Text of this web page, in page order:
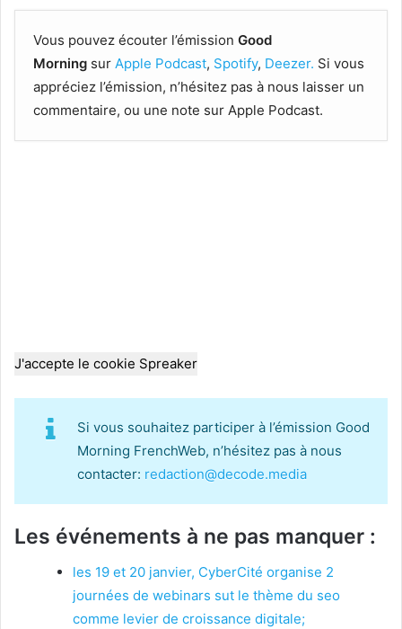
Vous pouvez écouter l’émission Good
Morning sur Apple Podcast, Spotify, Deezer. Si vous
appréciez l’émission, n’hésitez pas à nous laisser un
commentaire, ou une note sur Apple Podcast.
J'accepte le cookie Spreaker
Si vous souhaitez participer à l’émission Good
Morning FrenchWeb, n’hésitez pas à nous
contacter: redaction@decode.media
Les événements à ne pas manquer :
les 19 et 20 janvier, CyberCité organise 2
journées de webinars sut le thème du seo
comme levier de croissance digitale;